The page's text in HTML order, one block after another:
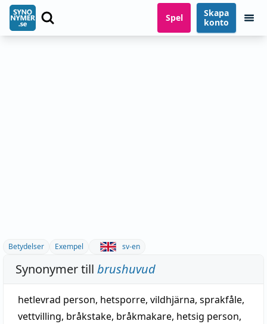
Spel
Skapa
konto
Betydelser Exempel sv-en
Synonymer till brushuvud
hetlevrad person, hetsporre, vildhjärna, sprakfåle,
vettvilling, bråkstake, bråkmakare, hetsig person,